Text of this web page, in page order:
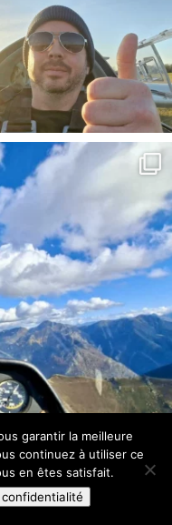
garantir la meilleure
continuez à utiliser ce
en êtes satisfait.